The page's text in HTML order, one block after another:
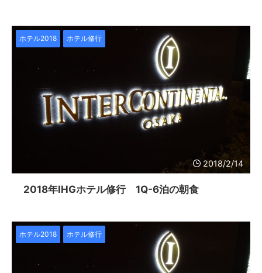
2018/2/14
ホテル2018 ホテル修行
2018年IHGホテル修行 1Q-6泊の朝食
ホテル2018 ホテル修行